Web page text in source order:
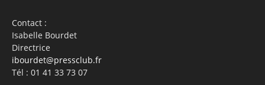
Contact :
Isabelle Bourdet
Directrice
ibourdet@pressclub.fr
Tél : 01 41 33 73 07